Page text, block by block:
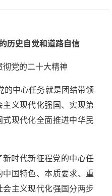
历史自觉和道路自信
党的二十大精神
的中心任务就是团结带领
义现代化强国、实现第
现代化全面推进中华民
时代新征程党的中心任
国特色、本质要求、重
主义现代化强国分两步